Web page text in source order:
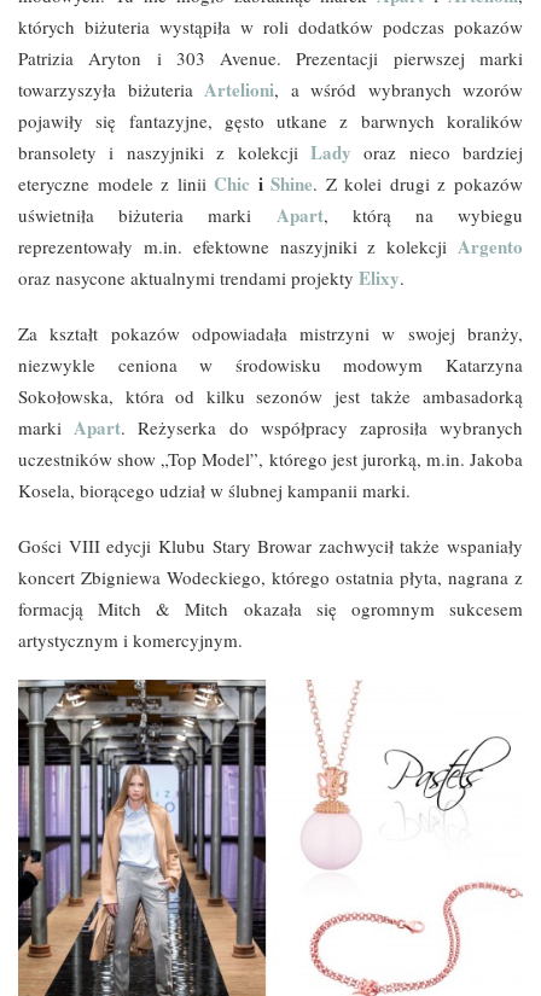
których biżuteria wystąpiła w roli dodatków podczas pokazów
Patrizia Aryton i 303 Avenue. Prezentacji pierwszej marki
towarzyszyła biżuteria Artelioni, a wśród wybranych wzorów
pojawiły się fantazyjne, gęsto utkane z barwnych koralików
bransolety i naszyjniki z kolekcji Lady oraz nieco bardziej
eteryczne modele z linii Chic iShine. Z kolei drugi z pokazów
uświetniła biżuteria marki Apart, którą na wybiegu
reprezentowały m.in. efektowne naszyjniki z kolekcji Argento
oraz nasycone aktualnymi trendami projekty Elixy.
Za kształt pokazów odpowiadała mistrzyni w swojej branży,
niezwykle ceniona w środowisku modowym Katarzyna
Sokołowska, która od kilku sezonów jest także ambasadorką
markiApart. Reżyserka do współpracy zaprosiła wybranych
uczestników show „Top Model”, którego jest jurorką, m.in. Jakoba
Kosela, biorącego udział w ślubnej kampanii marki.
Gości VIII edycji Klubu Stary Browar zachwycił także wspaniały
koncert Zbigniewa Wodeckiego, którego ostatnia płyta, nagrana z
formacją Mitch & Mitch okazała się ogromnym sukcesem
artystycznym i komercyjnym.